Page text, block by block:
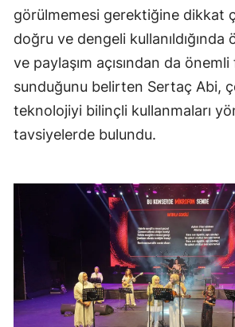
görülmemesi gerektiğine dikkat
doğru ve dengeli kullanıldığında
ve paylaşım açısından da önemli
sunduğunu belirten Sertaç Abi,
teknolojiyi bilinçli kullanmaları
tavsiyelerde bulundu.